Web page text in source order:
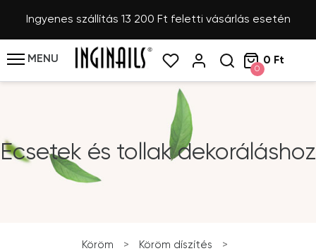
Ingyenes szállítás 13 200 Ft feletti vásárlás esetén
MENU
0
0 Ft
Ecsetek és tollak dekoráláshoz
Köröm > Köröm díszítés
>